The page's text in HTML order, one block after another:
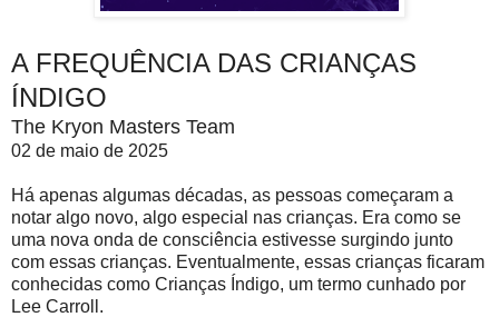
A FREQUÊNCIA DAS CRIANÇAS
ÍNDIGO
The Kryon Masters Team
02 de maio de 2025
Há apenas algumas décadas, as pessoas começaram a
notar algo novo, algo especial nas crianças. Era como se
uma nova onda de consciência estivesse surgindo junto
com essas crianças. Eventualmente, essas crianças ficaram
conhecidas como Crianças Índigo, um termo cunhado por
Lee Carroll.